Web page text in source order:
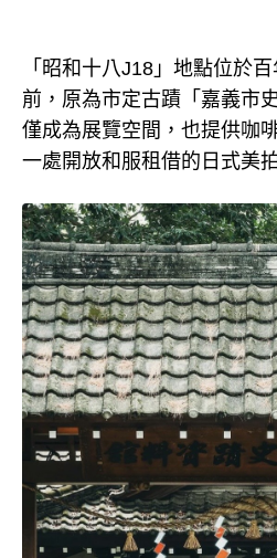
「昭和十八J18」地點位於
前，原為市定古蹟「嘉義市
僅成為展覽空間，也提供咖
一處開放和服租借的日式美